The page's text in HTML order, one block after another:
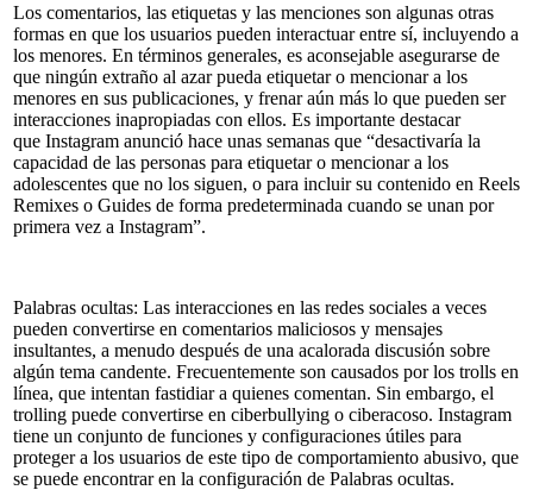
Los comentarios, las etiquetas y las menciones son algunas otras
formas en que los usuarios pueden interactuar entre sí, incluyendo a
los menores. En términos generales, es aconsejable asegurarse de
que ningún extraño al azar pueda etiquetar o mencionar a los
menores en sus publicaciones, y frenar aún más lo que pueden ser
interacciones inapropiadas con ellos. Es importante destacar
que Instagram anunció hace unas semanas que “desactivaría la
capacidad de las personas para etiquetar o mencionar a los
adolescentes que no los siguen, o para incluir su contenido en Reels
Remixes o Guides de forma predeterminada cuando se unan por
primera vez a Instagram”.
Palabras ocultas: Las interacciones en las redes sociales a veces
pueden convertirse en comentarios maliciosos y mensajes
insultantes, a menudo después de una acalorada discusión sobre
algún tema candente. Frecuentemente son causados por los trolls en
línea, que intentan fastidiar a quienes comentan. Sin embargo, el
trolling puede convertirse en ciberbullying o ciberacoso. Instagram
tiene un conjunto de funciones y configuraciones útiles para
proteger a los usuarios de este tipo de comportamiento abusivo, que
se puede encontrar en la configuración de Palabras ocultas.